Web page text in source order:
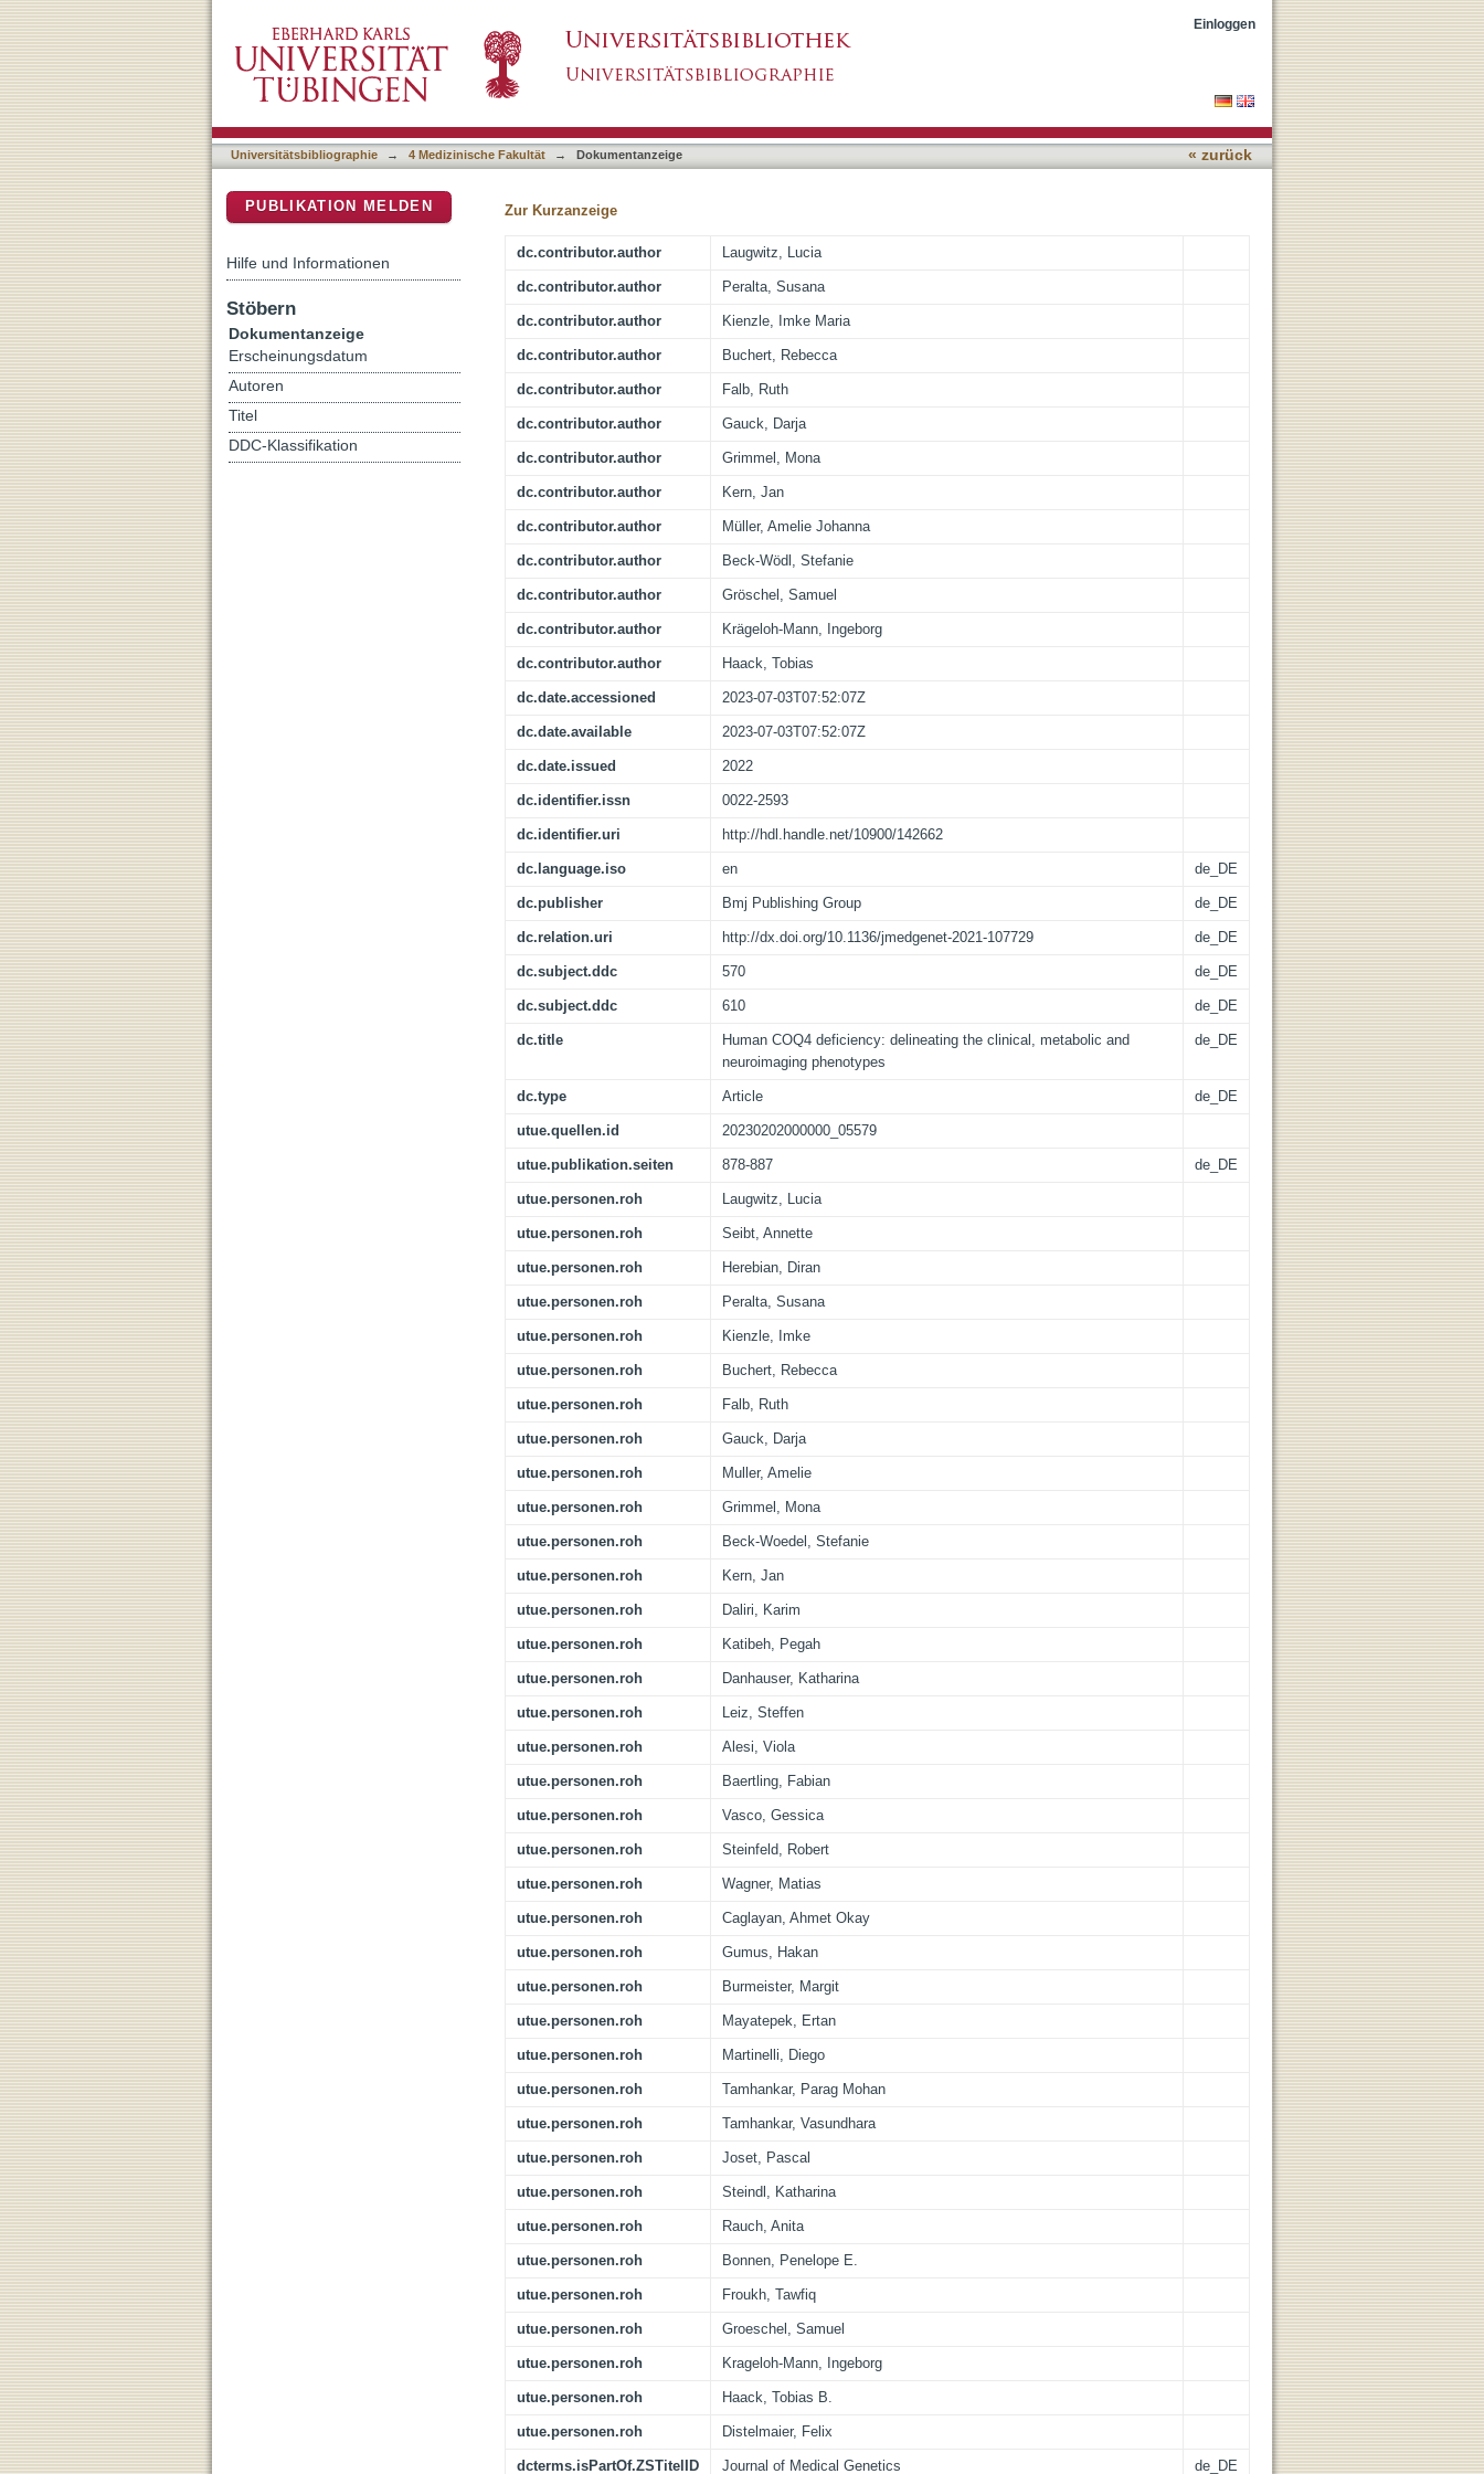
Einloggen
Universitätsbibliographie → 4 Medizinische Fakultät → Dokumentanzeige « zurück
Zur Kurzanzeige
dc.contributor.author Laugwitz, Lucia
dc.contributor.author Peralta, Susana
dc.contributor.author Kienzle, Imke Maria
dc.contributor.author Buchert, Rebecca
dc.contributor.author Falb, Ruth
dc.contributor.author Gauck, Darja
dc.contributor.author Grimmel, Mona
dc.contributor.author Kern, Jan
dc.contributor.author Müller, Amelie Johanna
dc.contributor.author Beck-Wödl, Stefanie
dc.contributor.author Gröschel, Samuel
dc.contributor.author Krägeloh-Mann, Ingeborg
dc.contributor.author Haack, Tobias
dc.date.accessioned 2023-07-03T07:52:07Z
dc.date.available 2023-07-03T07:52:07Z
dc.date.issued 2022
dc.identifier.issn 0022-2593
dc.identifier.uri http://hdl.handle.net/10900/142662
dc.language.iso en de_DE
dc.publisher Bmj Publishing Group de_DE
dc.relation.uri http://dx.doi.org/10.1136/jmedgenet-2021-107729 de_DE
dc.subject.ddc 570 de_DE
dc.subject.ddc 610 de_DE
dc.title
Human COQ4 deficiency: delineating the clinical, metabolic and
neuroimaging phenotypes
de_DE
dc.type Article de_DE
utue.quellen.id 20230202000000_05579
utue.publikation.seiten 878-887 de_DE
utue.personen.roh Laugwitz, Lucia
utue.personen.roh Seibt, Annette
utue.personen.roh Herebian, Diran
utue.personen.roh Peralta, Susana
utue.personen.roh Kienzle, Imke
utue.personen.roh Buchert, Rebecca
utue.personen.roh Falb, Ruth
utue.personen.roh Gauck, Darja
utue.personen.roh Muller, Amelie
utue.personen.roh Grimmel, Mona
utue.personen.roh Beck-Woedel, Stefanie
utue.personen.roh Kern, Jan
utue.personen.roh Daliri, Karim
utue.personen.roh Katibeh, Pegah
utue.personen.roh Danhauser, Katharina
utue.personen.roh Leiz, Steffen
utue.personen.roh Alesi, Viola
utue.personen.roh Baertling, Fabian
utue.personen.roh Vasco, Gessica
utue.personen.roh Steinfeld, Robert
utue.personen.roh Wagner, Matias
utue.personen.roh Caglayan, Ahmet Okay
utue.personen.roh Gumus, Hakan
utue.personen.roh Burmeister, Margit
utue.personen.roh Mayatepek, Ertan
utue.personen.roh Martinelli, Diego
utue.personen.roh Tamhankar, Parag Mohan
utue.personen.roh Tamhankar, Vasundhara
utue.personen.roh Joset, Pascal
utue.personen.roh Steindl, Katharina
utue.personen.roh Rauch, Anita
utue.personen.roh Bonnen, Penelope E.
utue.personen.roh Froukh, Tawfiq
utue.personen.roh Groeschel, Samuel
utue.personen.roh Krageloh-Mann, Ingeborg
utue.personen.roh Haack, Tobias B.
utue.personen.roh Distelmaier, Felix
dcterms.isPartOf.ZSTitelID Journal of Medical Genetics de_DE
PUBLIKATION MELDEN
Hilfe und Informationen
Stöbern
Dokumentanzeige
Erscheinungsdatum
Autoren
Titel
DDC-Klassifikation